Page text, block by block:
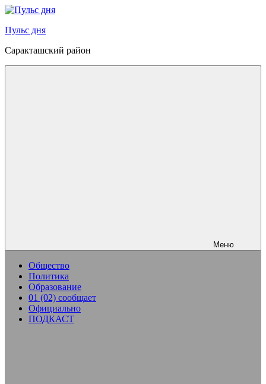
Перейти
содержимому
Пульс дня
Саракташский район
Меню
Общество
Политика
Образование
01 (02) сообщает
Официально
ПОДКАСТ